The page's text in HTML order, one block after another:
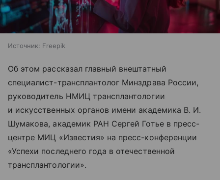
Источник: Freepik
Об этом рассказал главный внештатный
специалист-трансплантолог Минздрава России,
руководитель НМИЦ трансплантологии
и искусственных органов имени академика В. И.
Шумакова, академик РАН Сергей Готье в пресс-
центре МИЦ «Известия» на пресс-конференции
«Успехи последнего года в отечественной
трансплантологии».